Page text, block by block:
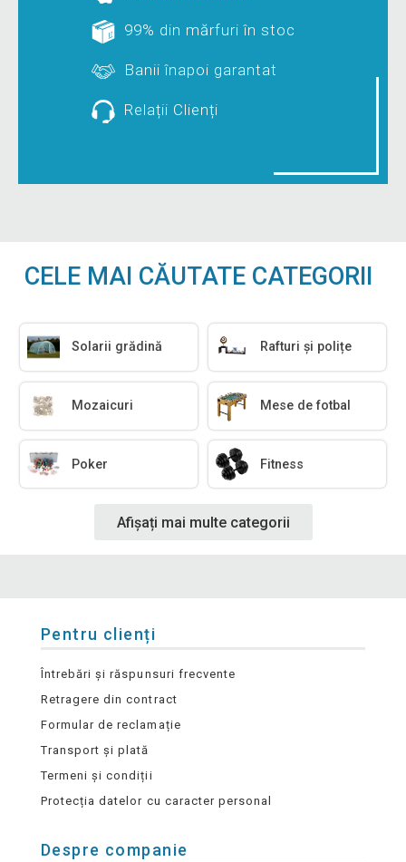
99% din mărfuri în stoc
Banii înapoi garantat
Relații Clienți
CELE MAI CĂUTATE CATEGORII
Solarii grădină Rafturi și polițe
Mozaicuri Mese de fotbal
Poker Fitness
Afișați mai multe categorii
Pentru clienți
Întrebări și răspunsuri frecvente
Retragere din contract
Formular de reclamație
Transport și plată
Termeni și condiții
Protecția datelor cu caracter personal
Despre companie